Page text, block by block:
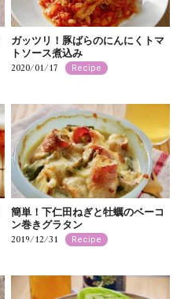
ガッツリ！豚ばらのにんにくトマ
トソース煮込み
2020/01/17 Recipe
簡単！下仁田ねぎと牡蠣のベーコ
ン巻きグラタン
2019/12/31 Recipe